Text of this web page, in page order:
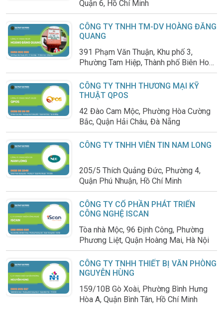
Quận 6, Hồ Chí Minh
CÔNG TY TNHH TM-DV HOÀNG ĐĂNG
QUANG
391 Phạm Văn Thuận, Khu phố 3,
Phường Tam Hiệp, Thành phố Biên Hoà,
Đồng Nai
CÔNG TY TNHH THƯƠNG MẠI KỸ
THUẬT QPOS
42 Đào Cam Mộc, Phường Hòa Cường
Bắc, Quận Hải Châu, Đà Nẵng
CÔNG TY TNHH VIỄN TIN NAM LONG
205/5 Thích Quảng Đức, Phường 4,
Quận Phú Nhuận, Hồ Chí Minh
CÔNG TY CỔ PHẦN PHÁT TRIỂN
CÔNG NGHỆ ISCAN
Tòa nhà Mộc, 96 Định Công, Phường
Phương Liệt, Quận Hoàng Mai, Hà Nội
CÔNG TY TNHH THIẾT BỊ VĂN PHÒNG
NGUYỄN HÙNG
159/10B Gò Xoài, Phường Bình Hưng
Hòa A, Quận Bình Tân, Hồ Chí Minh